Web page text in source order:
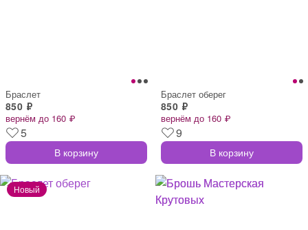
Браслет
850 ₽
вернём до 160 ₽
5
В корзину
Браслет оберег
850 ₽
вернём до 160 ₽
9
В корзину